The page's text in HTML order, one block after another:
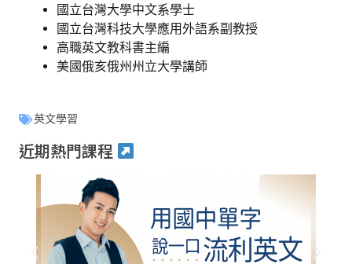
國立台灣大學中文系學士
國立台灣科技大學應用外語系副教授
高職英文教科書主編
美國俄亥俄州州立大學講師
英文學習
近期熱門課程